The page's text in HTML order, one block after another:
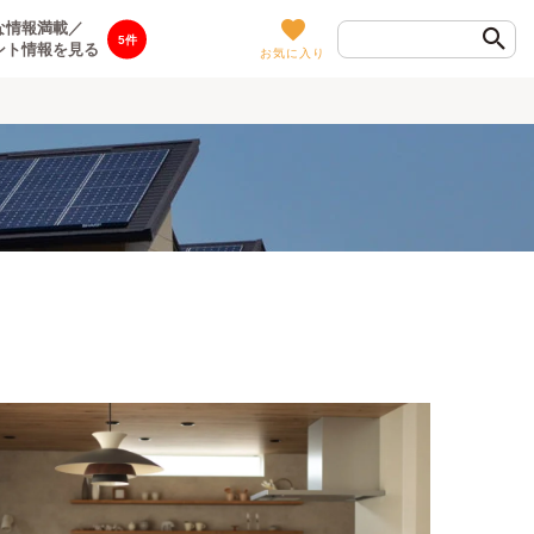
5
情報満載／
ト情報を見る
お気に入り